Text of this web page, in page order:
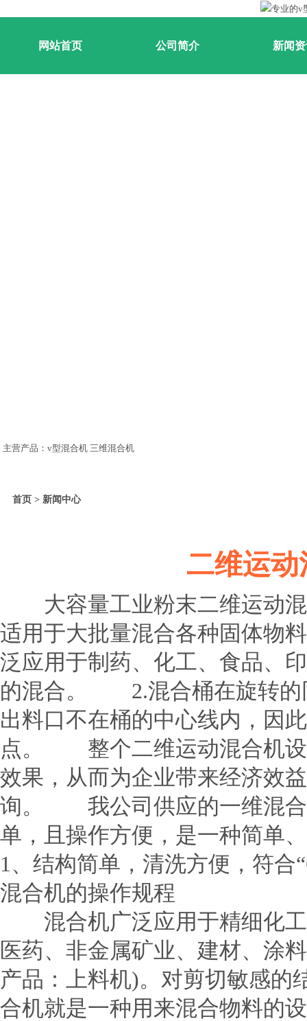
网站首页 公司简介 新闻
主营产品：v型混合机 三维混合机
首页 > 新闻中心
二维运
大容量工业粉末二维运动混
适用于大批量混合各种固体
泛应用于制药、化工、食品、
的混合。 2.混合桶在旋转的
出料口不在桶的中心线内，因
点。 整个二维运动混合机设
效果，从而为企业带来经济效
询。 我公司供应的一维混合
单，且操作方便，是一种简
1、结构简单，清洗方便，
混合机的操作规程
混合机广泛应用于精细化工
医药、非金属矿业、建材、涂
产品：上料机)。对剪切敏感的
合机就是一种用来混合物料的